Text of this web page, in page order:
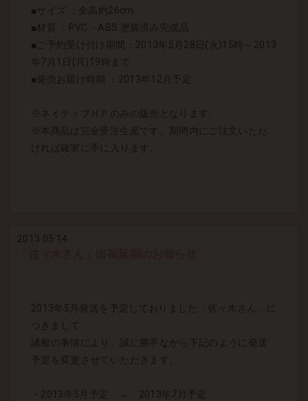
■サイズ ：全高約26cm
■材質 ：PVC・ABS 塗装済み完成品
■ご予約受け付け期間：2013年5月28日(火)15時～2013
年7月1日(月)19時まで
■発売お届け時期 ：2013年12月予定
※ネイティブＨＰのみの販売となります。
※本商品は完全受注生産です。期間内にご注文いただ
ければ確実に手に入ります。
2013.05.14
2013年5月発送を予定しておりました「佐々木さん」に
つきまして、
諸般の事情により、誠に勝手ながら下記のように発送
予定を変更させていただきます。
・2013年5月予定 → 2013年7月予定